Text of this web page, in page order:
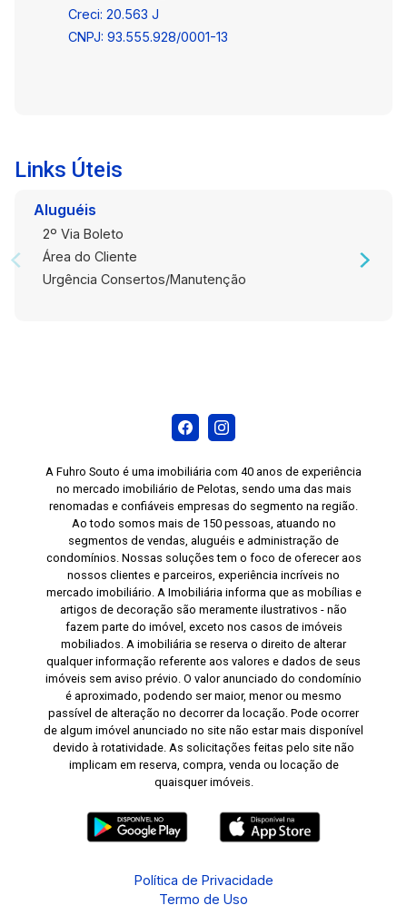
Creci: 20.563 J
CNPJ: 93.555.928/0001-13
Links Úteis
Aluguéis
2º Via Boleto
Área do Cliente
Urgência Consertos/Manutenção
A Fuhro Souto é uma imobiliária com 40 anos de experiência
no mercado imobiliário de Pelotas, sendo uma das mais
renomadas e confiáveis empresas do segmento na região.
Ao todo somos mais de 150 pessoas, atuando no
segmentos de vendas, aluguéis e administração de
condomínios. Nossas soluções tem o foco de oferecer aos
nossos clientes e parceiros, experiência incríveis no
mercado imobiliário. A Imobiliária informa que as mobílias e
artigos de decoração são meramente ilustrativos - não
fazem parte do imóvel, exceto nos casos de imóveis
mobiliados. A imobiliária se reserva o direito de alterar
qualquer informação referente aos valores e dados de seus
imóveis sem aviso prévio. O valor anunciado do condomínio
é aproximado, podendo ser maior, menor ou mesmo
passível de alteração no decorrer da locação. Pode ocorrer
de algum imóvel anunciado no site não estar mais disponível
devido à rotatividade. As solicitações feitas pelo site não
implicam em reserva, compra, venda ou locação de
quaisquer imóveis.
Política de Privacidade
Termo de Uso